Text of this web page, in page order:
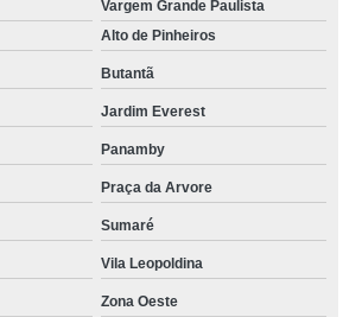
Vargem Grande Paulista
Alto de Pinheiros
Butantã
Jardim Everest
Panamby
Praça da Arvore
Sumaré
Vila Leopoldina
Zona Oeste